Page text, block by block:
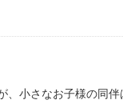
小さなお子様の同伴